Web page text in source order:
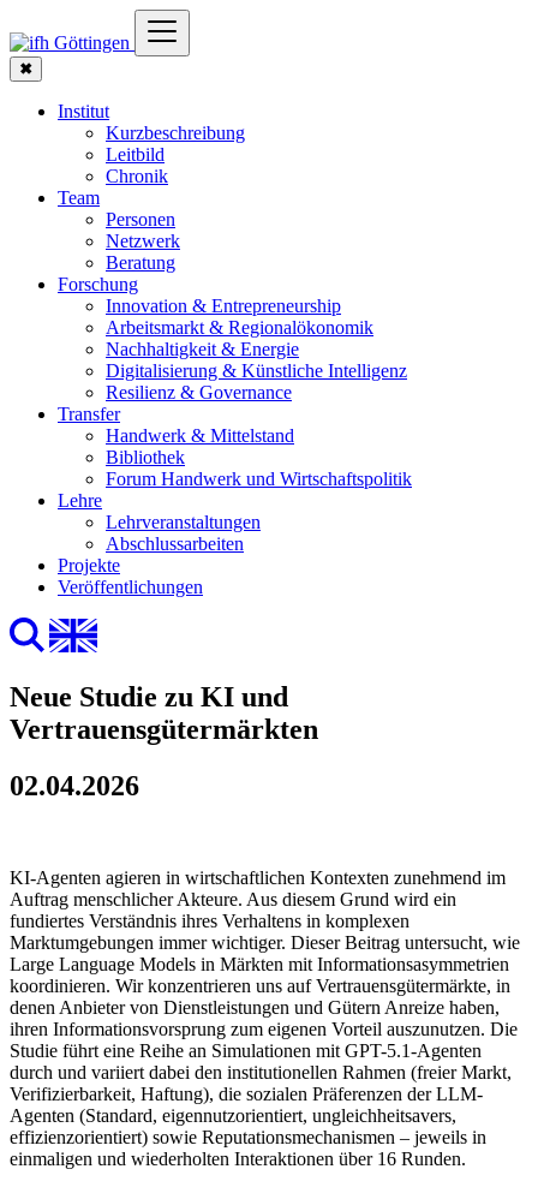
✖
Institut
Kurzbeschreibung
Leitbild
Chronik
Team
Personen
Netzwerk
Beratung
Forschung
Innovation & Entrepreneurship
Arbeitsmarkt & Regionalökonomik
Nachhaltigkeit & Energie
Digitalisierung & Künstliche Intelligenz
Resilienz & Governance
Transfer
Handwerk & Mittelstand
Bibliothek
Forum Handwerk und Wirtschaftspolitik
Lehre
Lehrveranstaltungen
Abschlussarbeiten
Projekte
Veröffentlichungen
Neue Studie zu KI und
Vertrauensgütermärkten
02.04.2026
KI-Agenten agieren in wirtschaftlichen Kontexten zunehmend im
Auftrag menschlicher Akteure. Aus diesem Grund wird ein
fundiertes Verständnis ihres Verhaltens in komplexen
Marktumgebungen immer wichtiger. Dieser Beitrag untersucht, wie
Large Language Models in Märkten mit Informationsasymmetrien
koordinieren. Wir konzentrieren uns auf Vertrauensgütermärkte, in
denen Anbieter von Dienstleistungen und Gütern Anreize haben,
ihren Informationsvorsprung zum eigenen Vorteil auszunutzen. Die
Studie führt eine Reihe an Simulationen mit GPT-5.1-Agenten
durch und variiert dabei den institutionellen Rahmen (freier Markt,
Verifizierbarkeit, Haftung), die sozialen Präferenzen der LLM-
Agenten (Standard, eigennutzorientiert, ungleichheitsavers,
effizienzorientiert) sowie Reputationsmechanismen – jeweils in
einmaligen und wiederholten Interaktionen über 16 Runden.